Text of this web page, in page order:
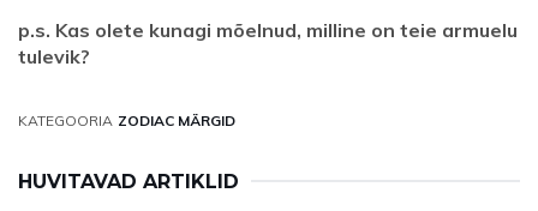
p.s. Kas olete kunagi mõelnud, milline on teie armuelu
tulevik?
KATEGOORIA ZODIAC MÄRGID
HUVITAVAD ARTIKLID